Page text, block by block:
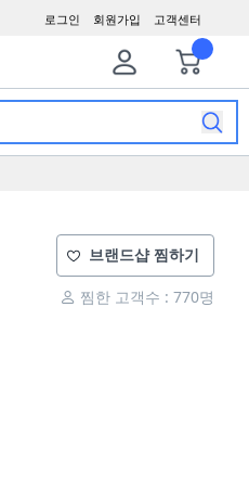
고객센터
회원가입
로그인
브랜드샵 찜하기
찜한 고객수 : 770명